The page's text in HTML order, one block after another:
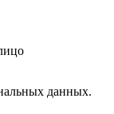
данных.